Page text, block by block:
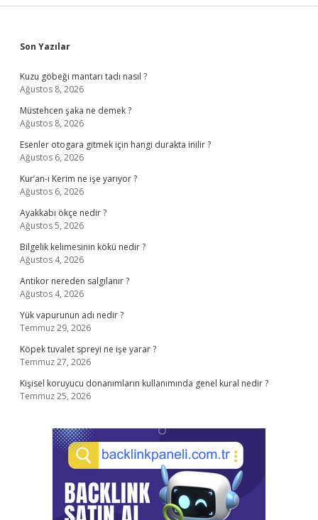
Sidebar
Son Yazılar
Kuzu göbeği mantarı tadı nasıl ?
Ağustos 8, 2026
Müstehcen şaka ne demek ?
Ağustos 8, 2026
Esenler otogara gitmek için hangi durakta inilir ?
Ağustos 6, 2026
Kur’an-ı Kerim ne işe yarıyor ?
Ağustos 6, 2026
Ayakkabı ökçe nedir ?
Ağustos 5, 2026
Bilgelik kelimesinin kökü nedir ?
Ağustos 4, 2026
Antikor nereden salgılanır ?
Ağustos 4, 2026
Yük vapurunun adı nedir ?
Temmuz 29, 2026
Köpek tuvalet spreyi ne işe yarar ?
Temmuz 27, 2026
Kişisel koruyucu donanımların kullanımında genel kural nedir ?
Temmuz 25, 2026